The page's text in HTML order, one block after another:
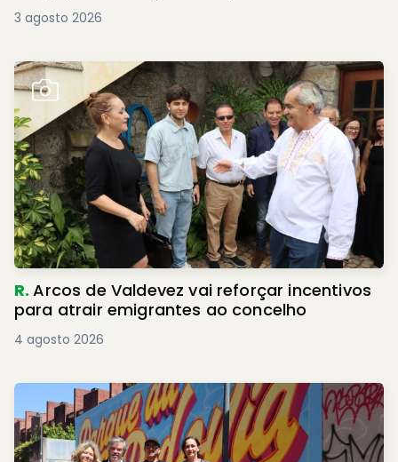
3 agosto 2026
R.Arcos de Valdevez vai reforçar incentivos
para atrair emigrantes ao concelho
4 agosto 2026